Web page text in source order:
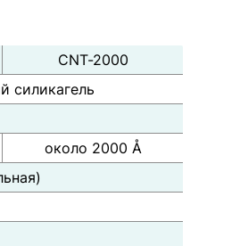
CNT-2000
силикагель
около 2000 Å